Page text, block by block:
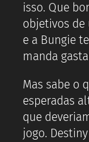
isso. Que
objetivos
e a Bungie
manda
Mas sabe o
esperadas
que
jogo.